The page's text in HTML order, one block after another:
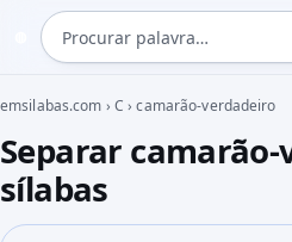
Procurar palavra
emsilabas.com › C ›camarão-verdadeiro
Separar
sílabas